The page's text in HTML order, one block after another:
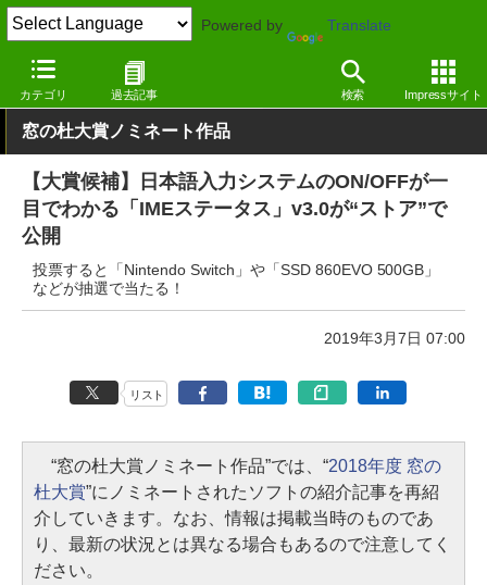
Powered by Translate
カテゴリ 過去記事 検索 Impressサイト
窓の杜 その他の話題
窓の杜大賞ノミネート作品
【大賞候補】日本語入力システムのON/OFFが一
目でわかる「IMEステータス」v3.0が“ストア”で
公開
投票すると「Nintendo Switch」や「SSD 860EVO 500GB」
などが抽選で当たる！
2019年3月7日 07:00
リスト
“窓の杜大賞ノミネート作品”では、“2018年度 窓の
杜大賞”にノミネートされたソフトの紹介記事を再紹
介していきます。なお、情報は掲載当時のものであ
り、最新の状況とは異なる場合もあるので注意してく
ださい。